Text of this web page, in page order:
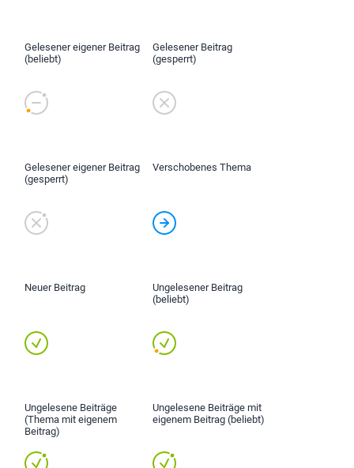
Gelesener eigener Beitrag
(beliebt)
Gelesener Beitrag
(gesperrt)
Gelesener eigener Beitrag
(gesperrt)
Verschobenes Thema
Neuer Beitrag
Ungelesener Beitrag
(beliebt)
Ungelesene Beiträge
(Thema mit eigenem
Beitrag)
Ungelesene Beiträge mit
eigenem Beitrag (beliebt)